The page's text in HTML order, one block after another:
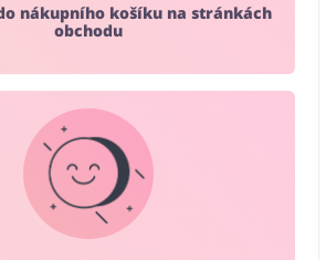
nákupního košíku na stránkách
obchodu